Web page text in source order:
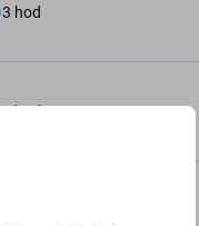
3 hod
2 hod